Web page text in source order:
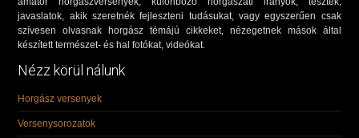
javaslatok, akik szeretnék fejleszteni tudásukat, vagy egyszerűen csak
szívesen olvasnak horgász témájú cikkeket, nézegetnek mások által
készített természet- és hal fotókat, videókat.
Nézz körül nálunk
Horgász versenyek
Versenysorozatok